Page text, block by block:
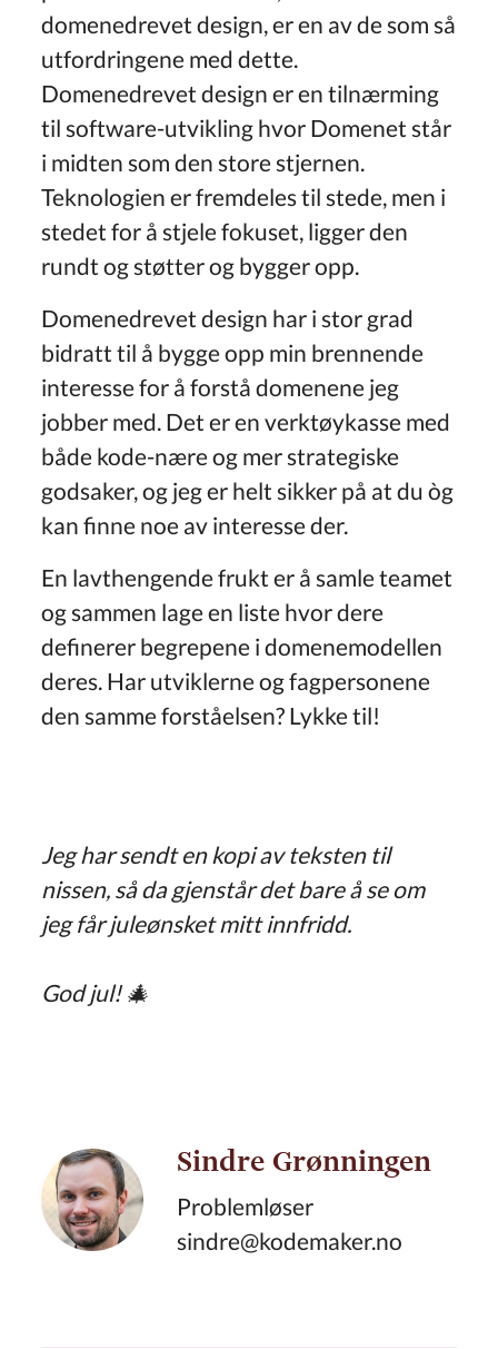
domenedrevet design, er en av de som så
utfordringene med dette.
Domenedrevet design er en tilnærming
til software-utvikling hvor Domenet står
i midten som den store stjernen.
Teknologien er fremdeles til stede, men i
stedet for å stjele fokuset, ligger den
rundt og støtter og bygger opp.
Domenedrevet design har i stor grad
bidratt til å bygge opp min brennende
interesse for å forstå domenene jeg
jobber med. Det er en verktøykasse med
både kode-nære og mer strategiske
godsaker, og jeg er helt sikker på at du òg
kan finne noe av interesse der.
En lavthengende frukt er å samle teamet
og sammen lage en liste hvor dere
definerer begrepene i domenemodellen
deres. Har utviklerne og fagpersonene
den samme forståelsen? Lykke til!
Jeg har sendt en kopi av teksten til
nissen, så da gjenstår det bare å se om
jeg får juleønsket mitt innfridd.
God jul! 🎄
Sindre Grønningen
Problemløser
sindre@kodemaker.no